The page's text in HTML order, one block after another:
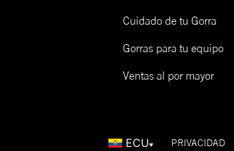
Cuidado de tu Gorra
Gorras para tu equipo
Ventas al por mayor
ECU PRIVACIDAD